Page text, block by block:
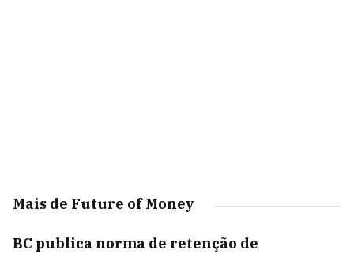
Mais de Future of Money
BC publica norma de retenção de